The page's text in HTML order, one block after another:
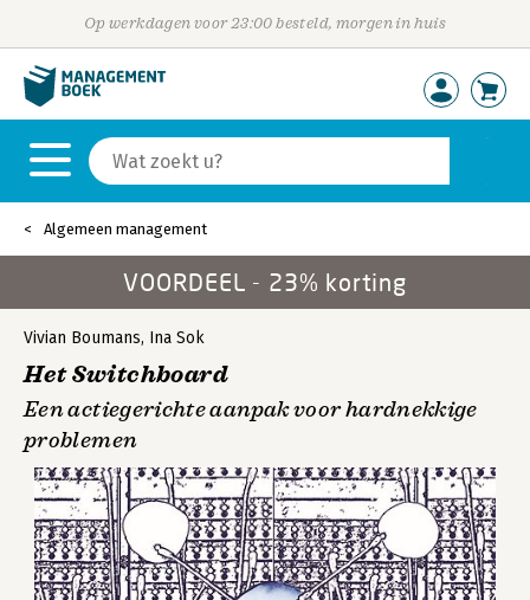
Op werkdagen voor 23:00 besteld, morgen in huis
Algemeen management
VOORDEEL - 23% korting
Vivian Boumans, Ina Sok
Het Switchboard
Een actiegerichte aanpak voor hardnekkige
problemen